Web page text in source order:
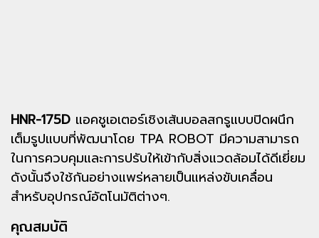
HNR-175D แอคชูเอเตอร์เชิงเส้นบอลสกรูแบบปิดผนึก
เต็มรูปแบบที่พัฒนาโดย TPA ROBOT มีความสามารถ
ในการควบคุมและการปรับให้เข้ากับสิ่งแวดล้อมได้ดีเยี่ยม
ดังนั้นจึงใช้กันอย่างแพร่หลายเป็นแหล่งขับเคลื่อน
สำหรับอุปกรณ์อัตโนมัติต่างๆ.
คุณสมบัติ